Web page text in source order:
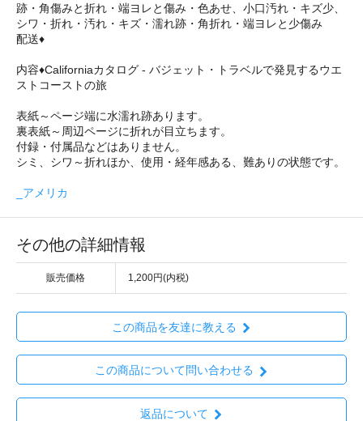
跡・角傷みと折れ・端ヨレと傷み・色あせ、小口汚れ・キズ少、
シワ・折れ・汚れ・キズ・濡れ跡・角折れ・端ヨレと少傷み
配送♦
内容♦Californiaカタログ - バジェット・トラベルで発見するウエ
ストコーストの旅
表紙～ページ端に水濡れ跡あります。
裏表紙～周辺ページに折れが目立ちます。
付録・付属品などはありません。
シミ、シワ～折れほか、使用・経年感ある、難ありの状態です。
_アメリカ
その他の詳細情報
販売価格 1,200円(内税)
この商品を友達に教える
この商品について問い合わせる
返品について